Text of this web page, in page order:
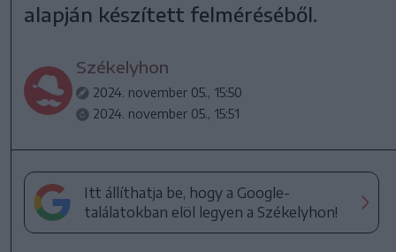
alapján készített felméréséből.
Székelyhon
2024. november 05., 15:50
2024. november 05., 15:51
Itt állíthatja be, hogy a Google-
találatokban elöl legyen a Székelyhon!